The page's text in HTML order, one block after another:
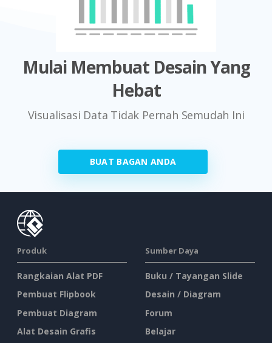
Mulai Membuat Desain Yang
Hebat
Visualisasi Data Tidak Pernah Semudah Ini
BUAT BAGAN ANDA
Produk
Rangkaian Alat PDF
Pembuat Flipbook
Pembuat Diagram
Alat Desain Grafis
Sumber Daya
Buku / Tayangan Slide
Desain / Diagram
Forum
Belajar